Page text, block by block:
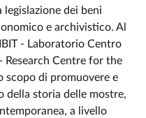
legislazione dei beni
e archivistico. Al
- Laboratorio Centro
Research Centre for the
scopo di promuovere e
della storia delle mostre,
a livello